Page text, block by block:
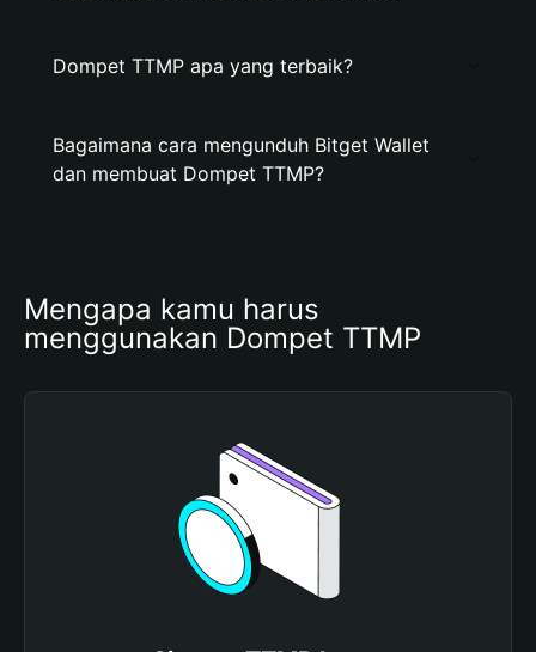
Dompet TTMP apa yang terbaik?
Bagaimana cara mengunduh Bitget Wallet
dan membuat Dompet TTMP?
Mengapa kamu harus
menggunakan Dompet TTMP